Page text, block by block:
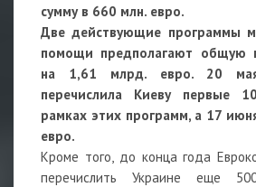
сумму в 660 млн. евро.
Две действующие программы
помощи предполагают общую
на 1,61 млрд. евро. 20 мая
перечислила Киеву первые
рамках этих программ, а 17
евро.
Кроме того, до конца года
перечислить Украине еще